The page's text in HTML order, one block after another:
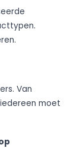
Van
moet